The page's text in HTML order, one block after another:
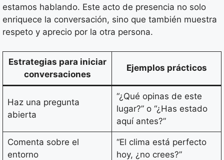
estamos hablando. Este acto de presencia no solo
enriquece la conversación, sino que también muestra
respeto y aprecio por la otra persona.
Estrategias para iniciar
conversaciones
Ejemplos prácticos
Haz una pregunta
abierta
“¿Qué opinas de este
lugar?” o “¿Has estado
aquí antes?”
Comenta sobre el
entorno
“El clima está perfecto
hoy, ¿no crees?”